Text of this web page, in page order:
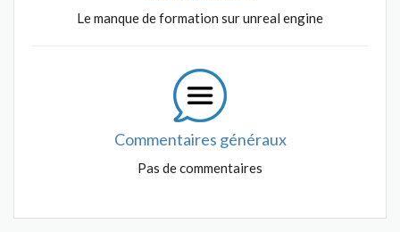
Le manque de formation sur unreal engine
Commentaires généraux
Pas de commentaires